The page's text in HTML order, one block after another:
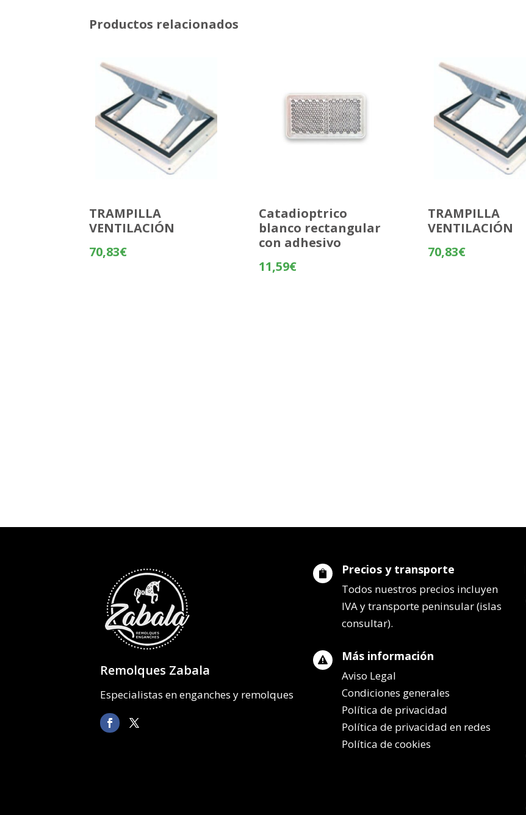
Productos relacionados
TRAMPILLA
VENTILACIÓN
70,83€
Catadioptrico
blanco rectangular
con adhesivo
11,59€
TRAMPILLA
VENTILACIÓN
70,83€
Remolques Zabala
Especialistas en enganches y remolques
 Precios y transporte
Todos nuestros precios incluyen
IVA y transporte peninsular (islas
consultar).
 Más información
Aviso Legal
Condiciones generales
Política de privacidad
Política de privacidad en redes
Política de cookies